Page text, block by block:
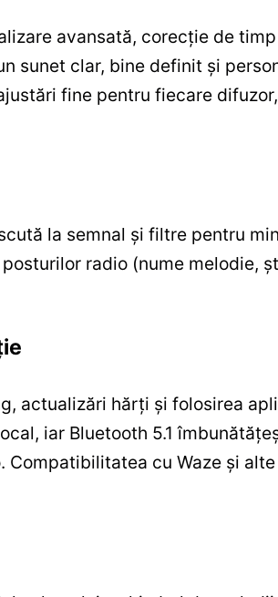
avansată, corecție de
sunet clar, bine definit și
fine pentru fiecare
la semnal și filtre pentru
radio (nume melodie,
actualizări hărți și folosirea
iar Bluetooth 5.1
cu Waze și